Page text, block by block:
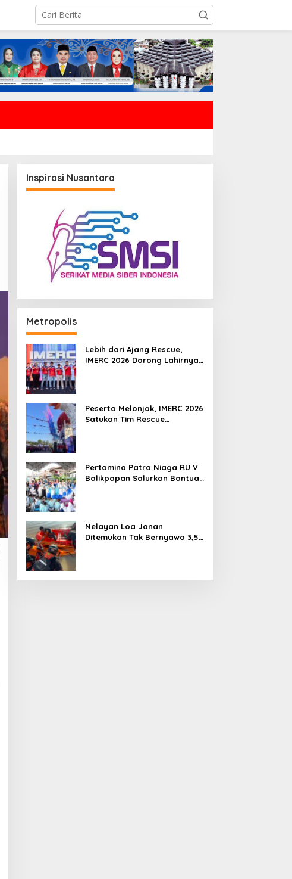
Inspirasi Nusantara
Metropolis
Lebih dari Ajang Rescue,
IMERC 2026 Dorong Lahirnya
Peserta Melonjak, IMERC 2026
Satukan Tim Rescue
Pertamina Patra Niaga RU V
Balikpapan Salurkan Bantuan
Nelayan Loa Janan
Ditemukan Tak Bernyawa 3,5